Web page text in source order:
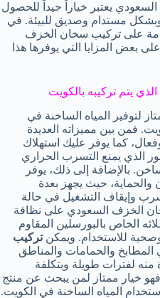
يعتبر خياراً جيداً للحصول
مستدام وصديق للبيئة. في
على تركيب سخان الخزف
بعض المزايا التي يوفرها هذا
يتم تركيبه بالكويت
لتوفير المياه الساخنة في
فمن بين مميزاته العديدة
كما يوفر عليك استهلاك
الذي يمنع التسرب الحراري
بالإضافة إلى ذلك، يوفر
حيث يجهز بعدة
وإيقاف التشغيل في حالة
الخزف السعودي على نظافة
الخاص بالبورسلين المقاوم
وصحية للاستخدام. ويمكنتركيب
والحمامات والمناطق
منه لفترات طويلة وبتكلفة
خيار ممتاز لمن يبحث عن منتج
المياه الساخنة في الكويت.